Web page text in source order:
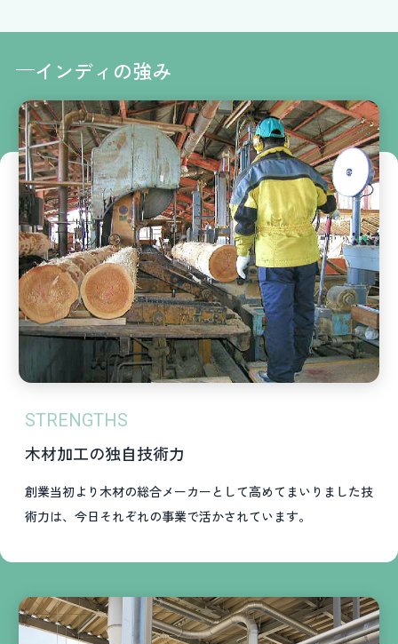
インディの強み
STRENGTHS
木材加工の独自技術力
創業当初より木材の総合メーカーとして高めてまいりました技
術力は、今日それぞれの事業で活かされています。